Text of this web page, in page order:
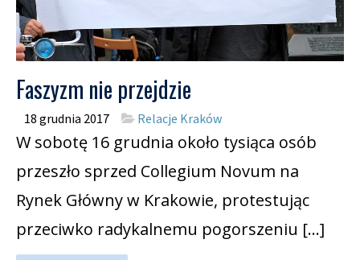
Faszyzm nie przejdzie
18 grudnia 2017 Relacje Kraków
W sobotę 16 grudnia około tysiąca osób
przeszło sprzed Collegium Novum na
Rynek Główny w Krakowie, protestując
przeciwko radykalnemu pogorszeniu […]